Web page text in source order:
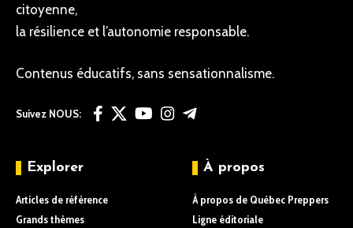
citoyenne,
la résilience et l’autonomie responsable.
Contenus éducatifs, sans sensationnalisme.
Suivez NOUS:
Explorer
Articles de référence
Grands thèmes
À propos
À propos de Québec Preppers
Ligne éditoriale